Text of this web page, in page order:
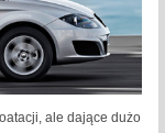
ale dające dużo